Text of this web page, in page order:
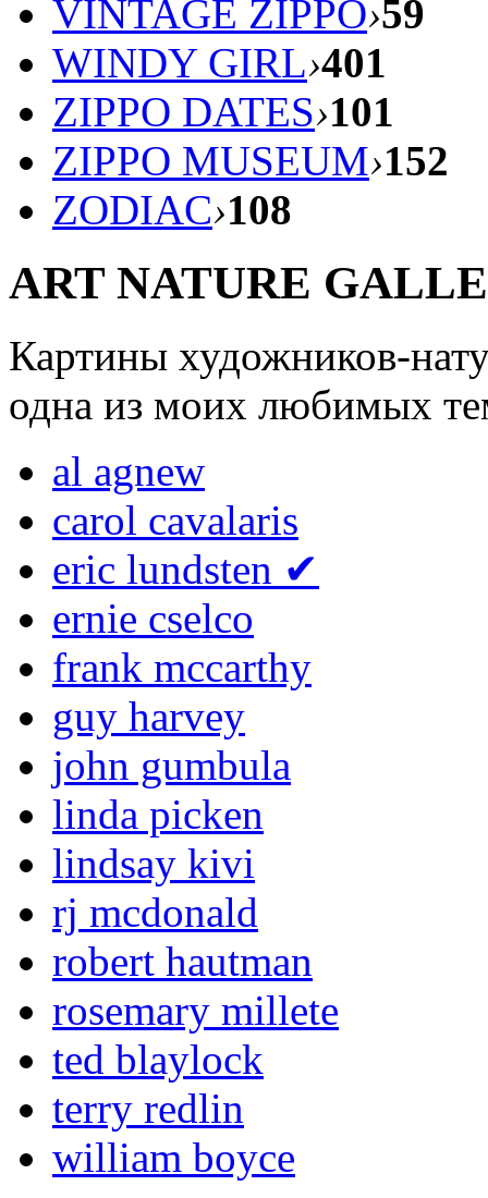
VINTAGE ZIPPO›59
WINDY GIRL›401
ZIPPO DATES›101
ZIPPO MUSEUM›152
ZODIAC›108
ART NATURE
Картины художников-
одна из моих любимых
al agnew
carol cavalaris
eric lundsten ✔
ernie cselco
frank mccarthy
guy harvey
john gumbula
linda picken
lindsay kivi
rj mcdonald
robert hautman
rosemary millete
ted blaylock
terry redlin
william boyce